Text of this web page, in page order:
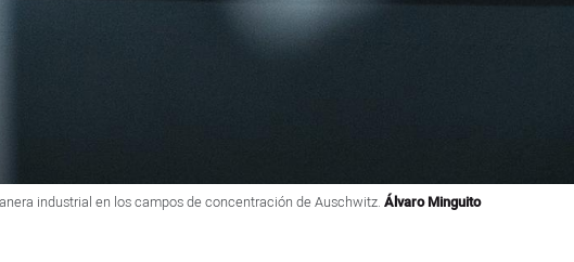
industrial en los campos de concentración de Auschwitz. Álvaro Minguito